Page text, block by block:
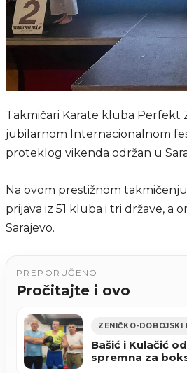
Takmičari Karate kluba Perfekt
jubilarnom Internacionalnom
proteklog vikenda održan u
Na ovom prestižnom
prijava iz 51 kluba i tri države, a
Sarajevo.
PREPORUČENO
Pročitajte i ovo
ZENIČKO-DOBOJSKI
Bašić i Kulačić
spremna za